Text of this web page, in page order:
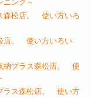
ング～
森松店。 使い方いろ
店。 使い方いろい
納プラス森松店。 使
ラス森松店。 使い方